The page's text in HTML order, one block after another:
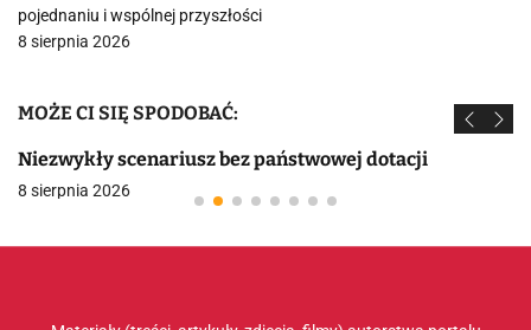
pojednaniu i wspólnej przyszłości
8 sierpnia 2026
MOŻE CI SIĘ SPODOBAĆ:
Niezwykły scenariusz bez państwowej dotacji
8 sierpnia 2026